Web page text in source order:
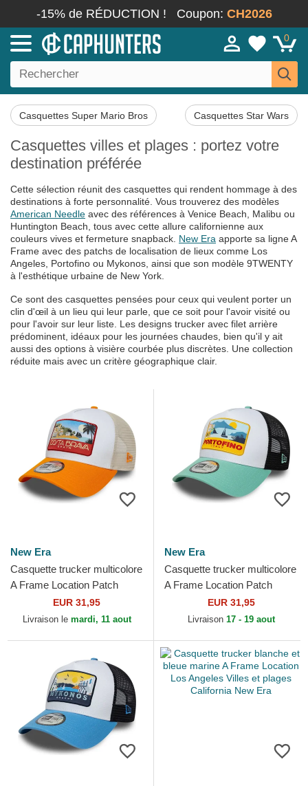
-15% de RÉDUCTION ! Coupon: CH2026
0
Casquettes Super Mario Bros Casquettes Star Wars
Casquettes villes et plages : portez votre
destination préférée
Cette sélection réunit des casquettes qui rendent hommage à des
destinations à forte personnalité. Vous trouverez des modèles
American Needle avec des références à Venice Beach, Malibu ou
Huntington Beach, tous avec cette allure californienne aux
couleurs vives et fermeture snapback. New Era apporte sa ligne A
Frame avec des patchs de localisation de lieux comme Los
Angeles, Portofino ou Mykonos, ainsi que son modèle 9TWENTY
à l'esthétique urbaine de New York.
Ce sont des casquettes pensées pour ceux qui veulent porter un
clin d'œil à un lieu qui leur parle, que ce soit pour l'avoir visité ou
pour l'avoir sur leur liste. Les designs trucker avec filet arrière
prédominent, idéaux pour les journées chaudes, bien qu'il y ait
aussi des options à visière courbée plus discrètes. Une collection
réduite mais avec un critère géographique clair.
New Era
Casquette trucker multicolore
A Frame Location Patch
Costa Brava New Era
EUR 31,95
Livraison le mardi, 11 aout
New Era
Casquette trucker multicolore
A Frame Location Patch
Portofino New Era
EUR 31,95
Livraison 17 - 19 aout